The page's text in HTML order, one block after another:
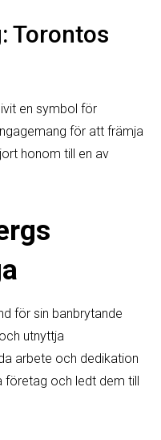
Torontos
en symbol för
för att främja
honom till en av
för sin banbrytande
utnyttja
arbete och dedikation
företag och ledt dem till